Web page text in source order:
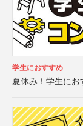
学生におすすめ
夏休み！学生にお